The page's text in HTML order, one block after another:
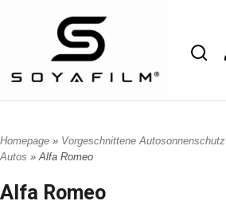
Homepage » Vorgeschnittene Autosonnenschutz
Autos » Alfa Romeo
Alfa Romeo